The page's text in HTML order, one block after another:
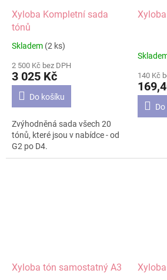
Xyloba Kompletní sada
tónů
Průměrné
produktu
je
5,0
hvězdiček.
Skladem (2 ks)
2 500 Kč bez DPH
3 025 Kč
Do košíku
Zvýhodněná sada všech 20
tónů, které jsou v nabídce - od
G2 po D4.
140 Kč
Xyloba tón samostatný A3